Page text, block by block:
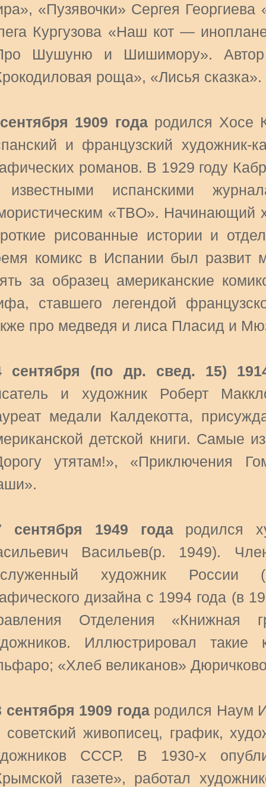
«Пузявочки» Сергея Георгиева
Кургузова «Наш кот —
Шушуню и Шишимору». Автор
роща», «Лисья сказка».
1909 годародился Хосе
и французский художник-
романов. В 1929 году
испанскими
«TBO». Начинающий
рисованные истории и
комикс в Испании был
за образец американские
ставшего легендой
про медведя и лиса Пласид и
сентября (по др. свед. 15)
и художник Роберт
медали Калдекотта,
детской книги. Самые
утятам!», «Приключения
сентября 1949 годародился
Васильев(р. 1949).
художник России
дизайна с 1994 года (в
Отделения «Книжная
Иллюстрировал такие
«Хлеб великанов»
сентября 1909 годародился Наум
живописец, график,
СССР. В 1930-х
газете», работал